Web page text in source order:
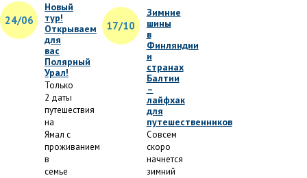
24/06
Новый
тур!
Открываем
для
вас
Полярный
Урал!
Только
2 даты
путешествия
на
Ямал с
проживанием
в
семье
17/10
Зимние
шины
в
Финляндии
и
странах
Балтии
–
лайфхак
для
путешественников
Совсем
скоро
начнется
зимний